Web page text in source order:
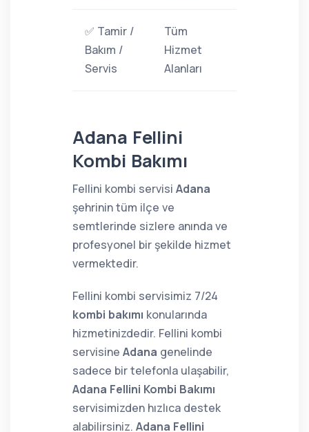
✅ Tamir /
Bakım /
Servis
Tüm
Hizmet
Alanları
Adana Fellini
Kombi Bakımı
Fellini kombi servisi Adana
şehrinin tüm ilçe ve
semtlerinde sizlere anında ve
profesyonel bir şekilde hizmet
vermektedir.
Fellini kombi servisimiz 7/24
kombi bakımı konularında
hizmetinizdedir. Fellini kombi
servisine Adana genelinde
sadece bir telefonla ulaşabilir,
Adana Fellini Kombi Bakımı
servisimizden hızlıca destek
alabilirsiniz. Adana Fellini